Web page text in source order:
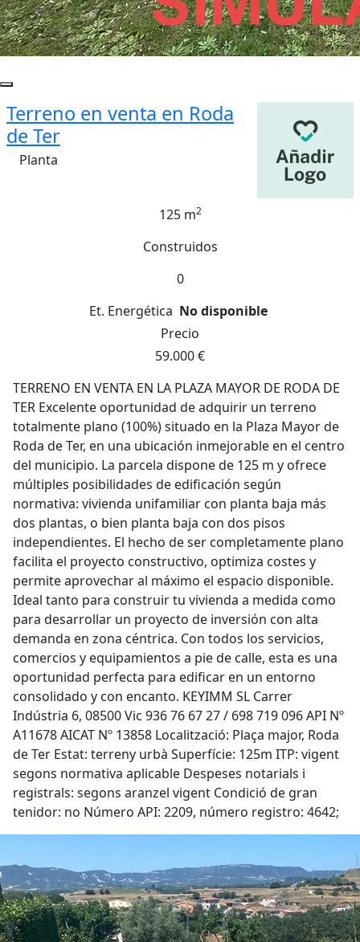
Terreno en venta en Roda
de Ter
Planta
125 m2
Construidos
0
Et. Energética No disponible
Precio
59.000 €
TERRENO EN VENTA EN LA PLAZA MAYOR DE RODA DE
TER Excelente oportunidad de adquirir un terreno
totalmente plano (100%) situado en la Plaza Mayor de
Roda de Ter, en una ubicación inmejorable en el centro
del municipio. La parcela dispone de 125 m y ofrece
múltiples posibilidades de edificación según
normativa: vivienda unifamiliar con planta baja más
dos plantas, o bien planta baja con dos pisos
independientes. El hecho de ser completamente plano
facilita el proyecto constructivo, optimiza costes y
permite aprovechar al máximo el espacio disponible.
Ideal tanto para construir tu vivienda a medida como
para desarrollar un proyecto de inversión con alta
demanda en zona céntrica. Con todos los servicios,
comercios y equipamientos a pie de calle, esta es una
oportunidad perfecta para edificar en un entorno
consolidado y con encanto. KEYIMM SL Carrer
Indústria 6, 08500 Vic 936 76 67 27 / 698 719 096 API Nº
A11678 AICAT Nº 13858 Localització: Plaça major, Roda
de Ter Estat: terreny urbà Superfície: 125m ITP: vigent
segons normativa aplicable Despeses notarials i
registrals: segons aranzel vigent Condició de gran
tenidor: no Número API: 2209, número registro: 4642;